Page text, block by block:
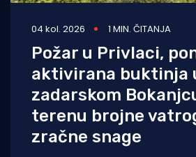
04 kol. 2026 1 MIN. ČITANJA
Požar u Privlaci,
aktivirana buktinja
zadarskom
terenu brojne
zračne snage